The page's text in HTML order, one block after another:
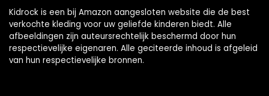
Kidrock is een bij Amazon aangesloten website die de best
verkochte kleding voor uw geliefde kinderen biedt. Alle
afbeeldingen zijn auteursrechtelijk beschermd door hun
respectievelijke eigenaren. Alle geciteerde inhoud is afgeleid
van hun respectievelijke bronnen.